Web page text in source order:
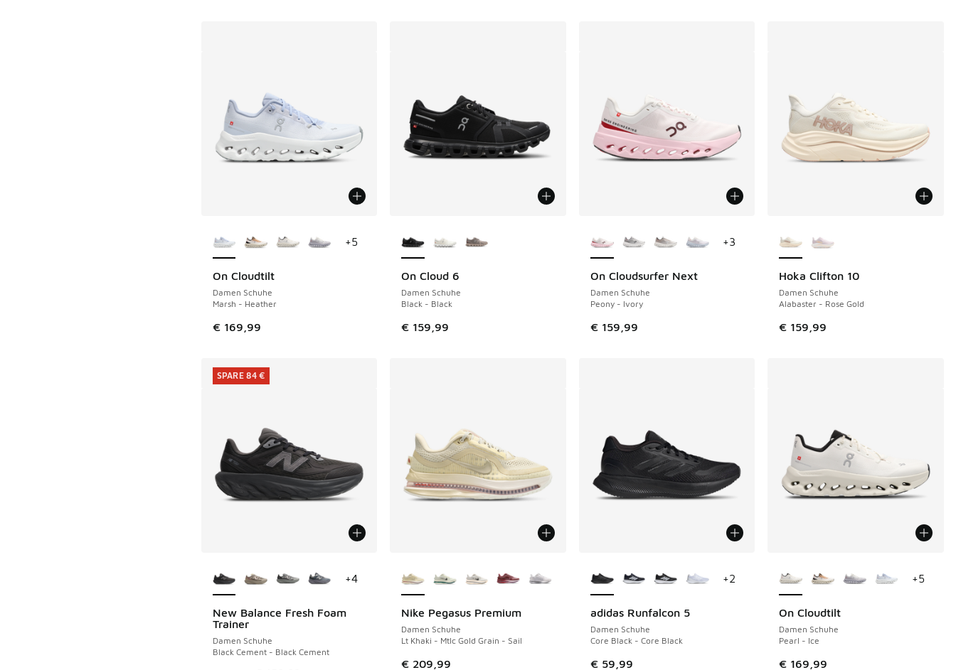
On Cloudtilt
Damen Schuhe
Marsh - Heather
€ 169,99
+5
On Cloud 6
Damen Schuhe
Black - Black
€ 159,99
On Cloudsurfer Next
Damen Schuhe
Peony - Ivory
€ 159,99
+3
Hoka Clifton 10
Damen Schuhe
Alabaster - Rose Gold
€ 159,99
New Balance Fresh Foam
Trainer
Damen Schuhe
Black Cement - Black Cement
SPARE 84 €
+4
SPARE 84 €
Nike Pegasus Premium
Damen Schuhe
Lt Khaki - Mtlc Gold Grain - Sail
€ 209,99
adidas Runfalcon 5
Damen Schuhe
Core Black - Core Black
€ 59,99
+2
On Cloudtilt
Damen Schuhe
Pearl - Ice
€ 169,99
+5